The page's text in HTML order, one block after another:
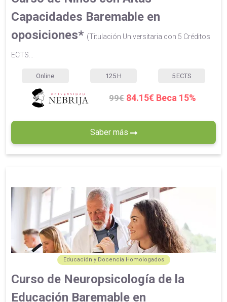
Capacidades Baremable en
oposiciones* (Titulación Universitaria con 5 Créditos
ECTS...
Online 125 H 5 ECTS
99€ 84.15€ Beca 15%
Saber más
Educación y Docencia Homologados
Curso de Neuropsicología de la
Educación Baremable en